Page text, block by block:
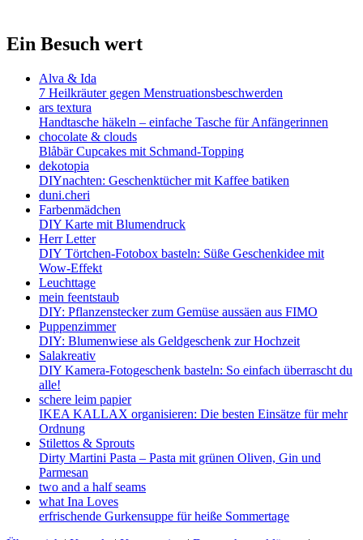
Ein Besuch wert
Alva & Ida
7 Heilkräuter gegen Menstruationsbeschwerden
ars textura
Handtasche häkeln – einfache Tasche für Anfängerinnen
chocolate & clouds
Blåbär Cupcakes mit Schmand-Topping
dekotopia
DIYnachten: Geschenktücher mit Kaffee batiken
duni.cheri
Farbenmädchen
DIY Karte mit Blumendruck
Herr Letter
DIY Törtchen-Fotobox basteln: Süße Geschenkidee mit
Wow-Effekt
Leuchttage
mein feentstaub
DIY: Pflanzenstecker zum Gemüse aussäen aus FIMO
Puppenzimmer
DIY: Blumenwiese als Geldgeschenk zur Hochzeit
Salakreativ
DIY Kamera-Fotogeschenk basteln: So einfach überrascht du
alle!
schere leim papier
IKEA KALLAX organisieren: Die besten Einsätze für mehr
Ordnung
Stilettos & Sprouts
Dirty Martini Pasta – Pasta mit grünen Oliven, Gin und
Parmesan
two and a half seams
what Ina Loves
erfrischende Gurkensuppe für heiße Sommertage